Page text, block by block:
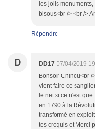
les jolis
bisous<br /> <br />
Répondre
D DD17 07/04/2019
Bonsoir Chinou<br /
vient faire ce
le net si ce n'est
en 1790 à la
transformé en
tes croquis et Merci